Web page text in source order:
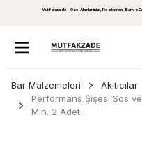
Mutfakzade - Özel Alanlariniz, Restoran, Bar ve
Bar Malzemeleri
Akıtıcılar
Performans Şişesi Sos ve
Min. 2 Adet